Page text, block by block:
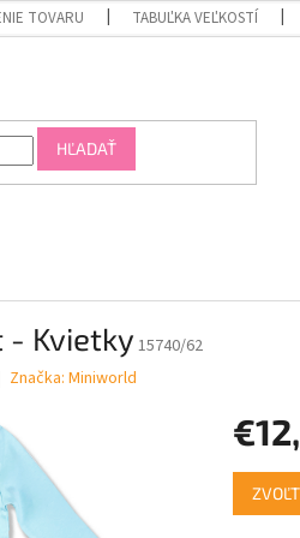
TOVARU TABUĽKA VEĽKOSTÍ
HĽADAŤ
- Kvietky 15740/62
Značka: Miniworld
cena: